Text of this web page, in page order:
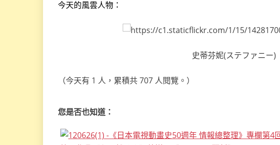
今天的風雲人物：
史蒂芬妮(ステファニー)
（今天有 1 人，累積共 707 人閱覽。）
您是否也知道：